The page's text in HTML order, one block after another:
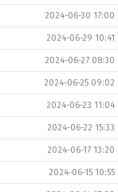
2024-06-30 17:00
2024-06-29 10:41
2024-06-27 08:30
2024-06-25 09:02
2024-06-23 11:04
2024-06-22 15:33
2024-06-17 13:20
2024-06-15 10:55